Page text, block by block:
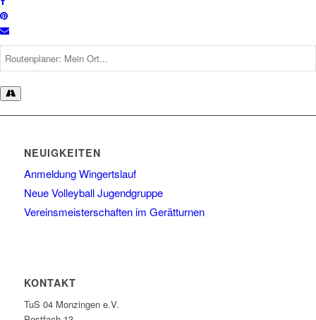
NEUIGKEITEN
Anmeldung Wingertslauf
Neue Volleyball Jugendgruppe
Vereinsmeisterschaften im Gerätturnen
KONTAKT
TuS 04 Monzingen e.V.